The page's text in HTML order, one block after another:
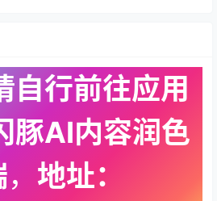
自行前往应用
豚AI内容润色
， 地址：